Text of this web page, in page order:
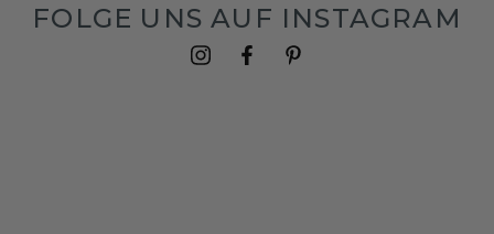
FOLGE UNS AUF INSTAGRAM